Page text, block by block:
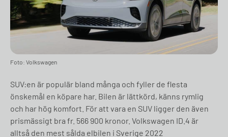
Foto: Volkswagen
SUV:en är populär bland många och fyller de flesta
önskemål en köpare har. Bilen är lättkörd, känns rymlig
och har hög komfort. För att vara en SUV ligger den även
prismässigt bra fr. 566 900 kronor. Volkswagen ID.4 är
alltså den mest sålda elbilen i Sverige 2022